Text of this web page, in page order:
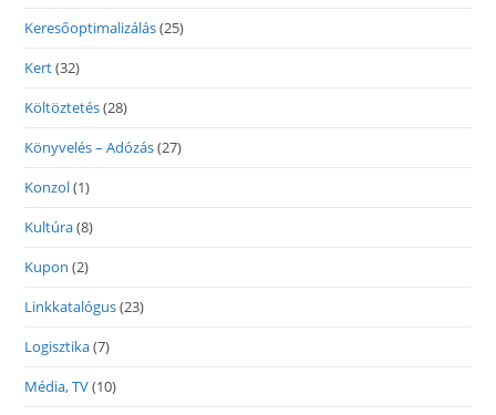
Keresőoptimalizálás(25)
Kert(32)
Költöztetés(28)
Könyvelés – Adózás(27)
Konzol(1)
Kultúra(8)
Kupon (2)
Linkkatalógus(23)
Logisztika(7)
Média, TV(10)